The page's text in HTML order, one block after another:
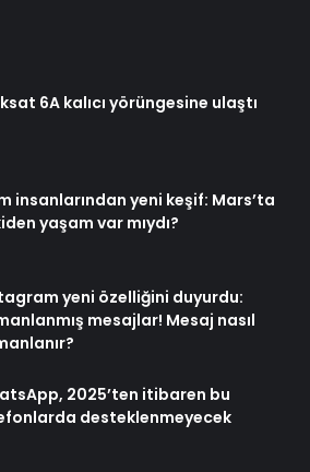
6A kalıcı yörüngesine ulaştı
insanlarından yeni keşif: Mars’ta
yaşam var mıydı?
yeni özelliğini duyurdu:
mesajlar! Mesaj nasıl
2025’ten itibaren bu
desteklenmeyecek